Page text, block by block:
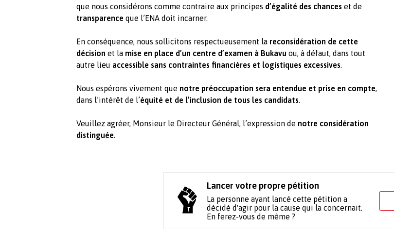
que nous considérons comme contraire aux principes d’égalité des chances et de
transparence que l’ENA doit incarner.
En conséquence, nous sollicitons respectueusement la reconsidération de cette
décision et la mise en place d’un centre d’examen à Bukavu ou, à défaut, dans tout
autre lieu accessible sans contraintes financières et logistiques excessives.
Nous espérons vivement que notre préoccupation sera entendue et prise en compte,
dans l’intérêt de l’équité et de l’inclusion de tous les candidats.
Veuillez agréer, Monsieur le Directeur Général, l’expression de notre considération
distinguée.
Lancer votre propre pétition
La personne ayant lancé cette pétition a
décidé d'agir pour la cause qui la concernait.
En ferez-vous de même ?